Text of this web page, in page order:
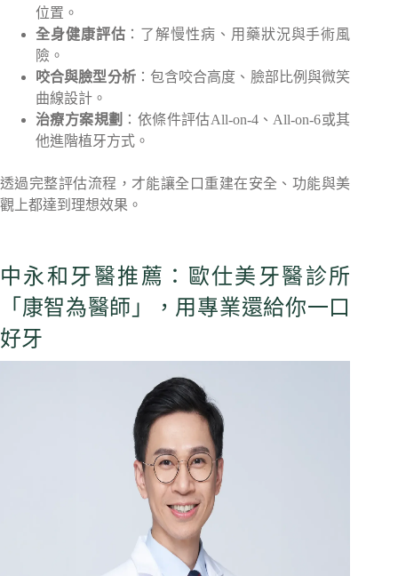
位置。
全身健康評估 ：了解慢性病、用藥狀況與手術風
險。
咬合與臉型分析：包含咬合高度、臉部比例與微笑
曲線設計。
治療方案規劃 ：依條件評估All-on-4、All-on-6或其
他進階植牙方式。
透過完整評估流程，才能讓全口重建在安全、功能與美
觀上都達到理想效果。
中永和牙醫推薦：歐仕美牙醫診所
「康智為醫師」，用專業還給你一口
好牙